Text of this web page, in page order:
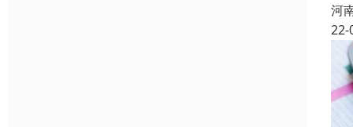
河
22-